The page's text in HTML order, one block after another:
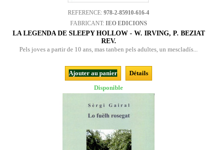
REFERENCE: 978-2-85910-616-4
FABRICANT: IEO EDICIONS
LA LEGENDA DE SLEEPY HOLLOW - W. IRVING, P. BEZIAT
REV.
Pels joves a partir de 10 ans, mas tanben pels adultes, un mescladís...
Ajouter au panier
Détails
Disponible